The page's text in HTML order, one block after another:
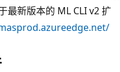
最新版本的 ML CLI v2 扩